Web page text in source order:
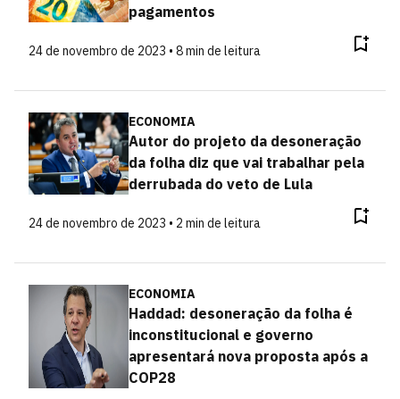
pagamentos
24 de novembro de 2023 • 8 min de leitura
ECONOMIA
Autor do projeto da desoneração
da folha diz que vai trabalhar pela
derrubada do veto de Lula
24 de novembro de 2023 • 2 min de leitura
ECONOMIA
Haddad: desoneração da folha é
inconstitucional e governo
apresentará nova proposta após a
COP28